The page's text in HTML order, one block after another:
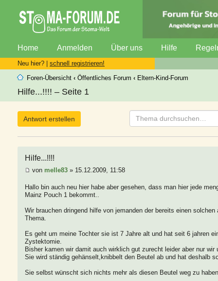
Home Anmelden Über uns Hilfe
Neu hier? | schnell registrieren!
Foren-Übersicht ‹ Öffentliches Forum ‹ Eltern-Kind-Forum
Hilfe...!!!! – Seite 1
Antwort erstellen
Hilfe...!!!!
von melle83 » 15.12.2009, 11:58
Hallo bin auch neu hier habe aber gesehen, dass man hier jede
Mainz Pouch 1 bekommt..
Wir brauchen dringend hilfe von jemanden der bereits einen
Thema.
Es geht um meine Tochter sie ist 7 Jahre alt und hat seit 6 jahren
Zystektomie.
Bisher kamen wir damit auch wirklich gut zurecht leider aber nur wir
Sie wird ständig gehänselt,knibbelt den Beutel ab und hat deshalb
Sie selbst wünscht sich nichts mehr als diesen Beutel weg zu